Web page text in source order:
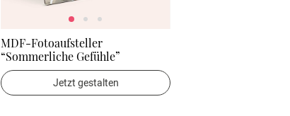
MDF-Fotoaufsteller
“Sommerliche Gefühle”
Jetzt gestalten